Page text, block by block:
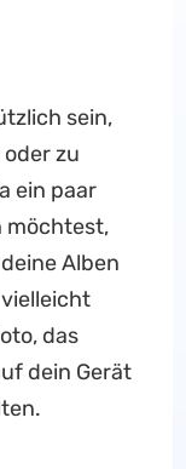
sein,
oder zu
ein paar
möchtest,
Alben
das
dein Gerät